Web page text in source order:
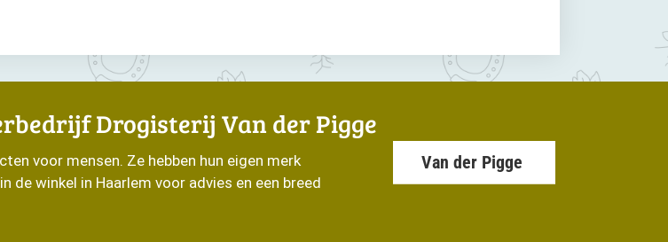
Drogisterij Van der Pigge
voor mensen. Ze hebben hun eigen merk
de winkel in Haarlem voor advies en een breed
Van der Pigge